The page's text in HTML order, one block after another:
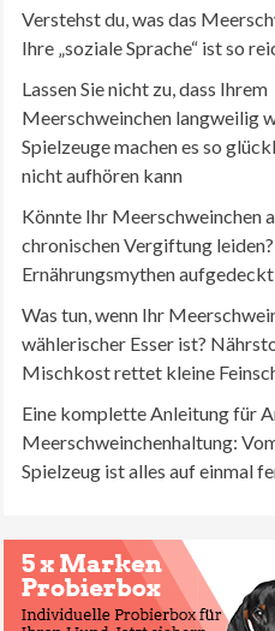
Verstehst du, was das
Ihre „soziale Sprache“ ist so
Lassen Sie nicht zu, dass Ihrem
Meerschweinchen langweilig
Spielzeuge machen es so
nicht aufhören kann
Könnte Ihr Meerschweinchen
chronischen Vergiftung
Ernährungsmythen aufgedeckt
Was tun, wenn Ihr
wählerischer Esser ist?
Mischkost rettet kleine
Eine komplette Anleitung für
Meerschweinchenhaltung:
Spielzeug ist alles auf einmal